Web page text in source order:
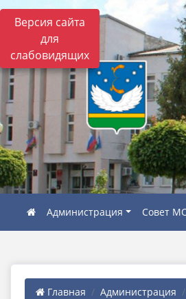
Версия сайта
для
слабовидящих
Администрация Совет
Главная Администрация